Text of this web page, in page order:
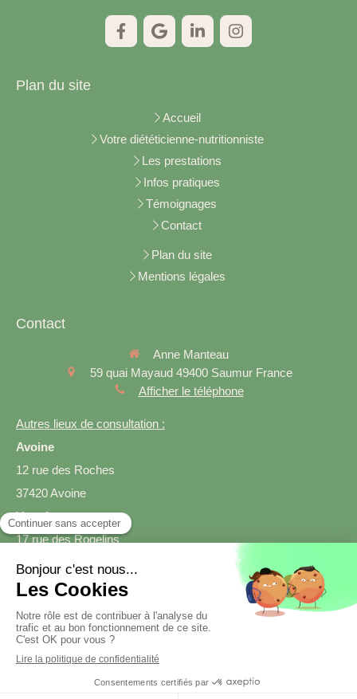
Plan du site
Accueil
Votre diététicienne-nutritionniste
Les prestations
Infos pratiques
Témoignages
Contact
Plan du site
Mentions légales
Contact
Anne Manteau
59 quai Mayaud 49400 Saumur France
Afficher le téléphone
Autres lieux de consultation :
Avoine
12 rue des Roches
37420 Avoine
Varrains
17 rue des Rogelins
49400 Varrains
Prendre rendez-vous
Création et référencement du site par Simplébo
Site créé grâce àSmartDiet